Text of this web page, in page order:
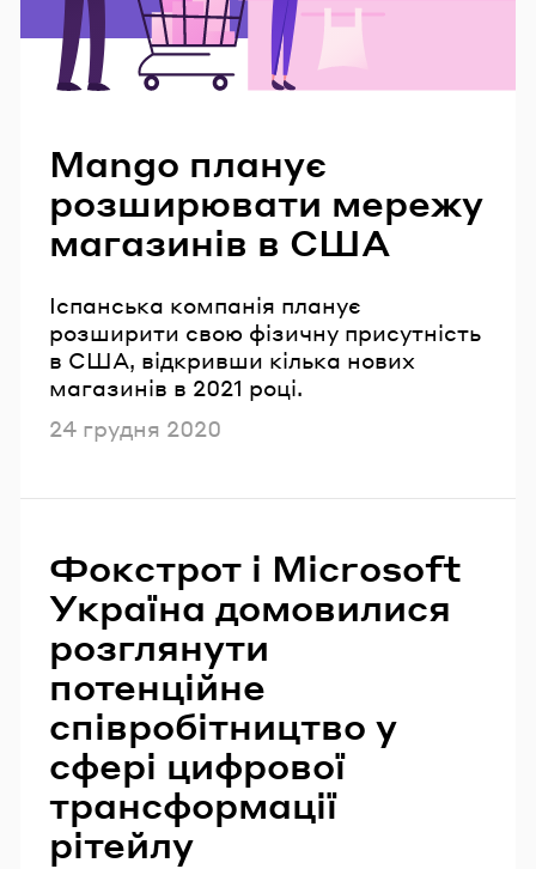
Mango планує
розширювати мережу
магазинів в США
Іспанська компанія планує
розширити свою фізичну присутність
в США, відкривши кілька нових
магазинів в 2021 році.
Опубліковано
24 грудня 2020
Фокстрот і Microsoft
Україна домовилися
розглянути
потенційне
співробітництво у
сфері цифрової
трансформації
рітейлу